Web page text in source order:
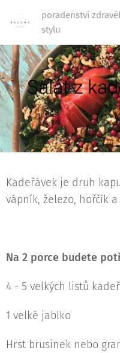
poradenství
stylu
Salát z
Kadeřávek je druh
vápník, železo, hořčík a
Na 2 porce budete
4 - 5 velkých listů
1 velké jablko
Hrst brusinek nebo